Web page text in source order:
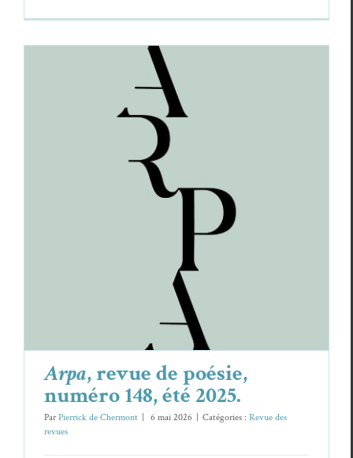
, revue de poésie, numéro 148,
Revue des revues
Arpa, revue de poésie,
numéro 148, été 2025.
ParPierrick de Chermont 6 mai 2026 Catégories : Revue des
revues